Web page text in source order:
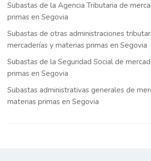
Subastas de la Agencia Tributaria de
primas en Segovia
Subastas de otras administraciones
mercaderías y materias primas en Segovia
Subastas de la Seguridad Social de
primas en Segovia
Subastas administrativas generales de
materias primas en Segovia